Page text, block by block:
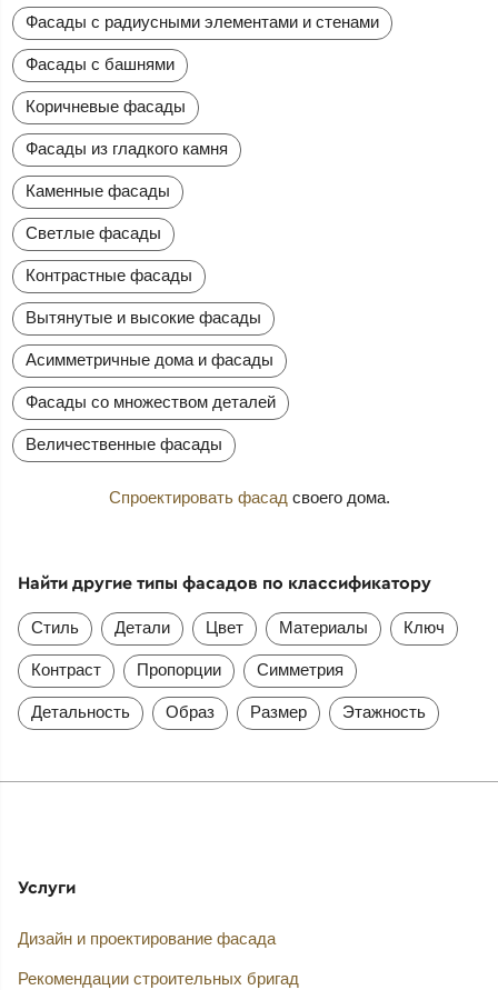
Фасады с радиусными элементами и стенами
Фасады с башнями
Коричневые фасады
Фасады из гладкого камня
Каменные фасады
Светлые фасады
Контрастные фасады
Вытянутые и высокие фасады
Асимметричные дома и фасады
Фасады со множеством деталей
Величественные фасады
Спроектировать фасад своего дома.
Найти другие типы фасадов по классификатору
Стиль Детали Цвет Материалы Ключ
Контраст Пропорции Симметрия
Детальность Образ Размер Этажность
Услуги
Дизайн и проектирование фасада
Рекомендации строительных бригад